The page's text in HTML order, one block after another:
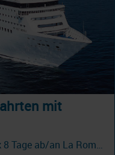
mit
MSC Flugpaket - Östliche Karibik 8 Tage ab/an La Romana - PROMO FLUG mit Cashback